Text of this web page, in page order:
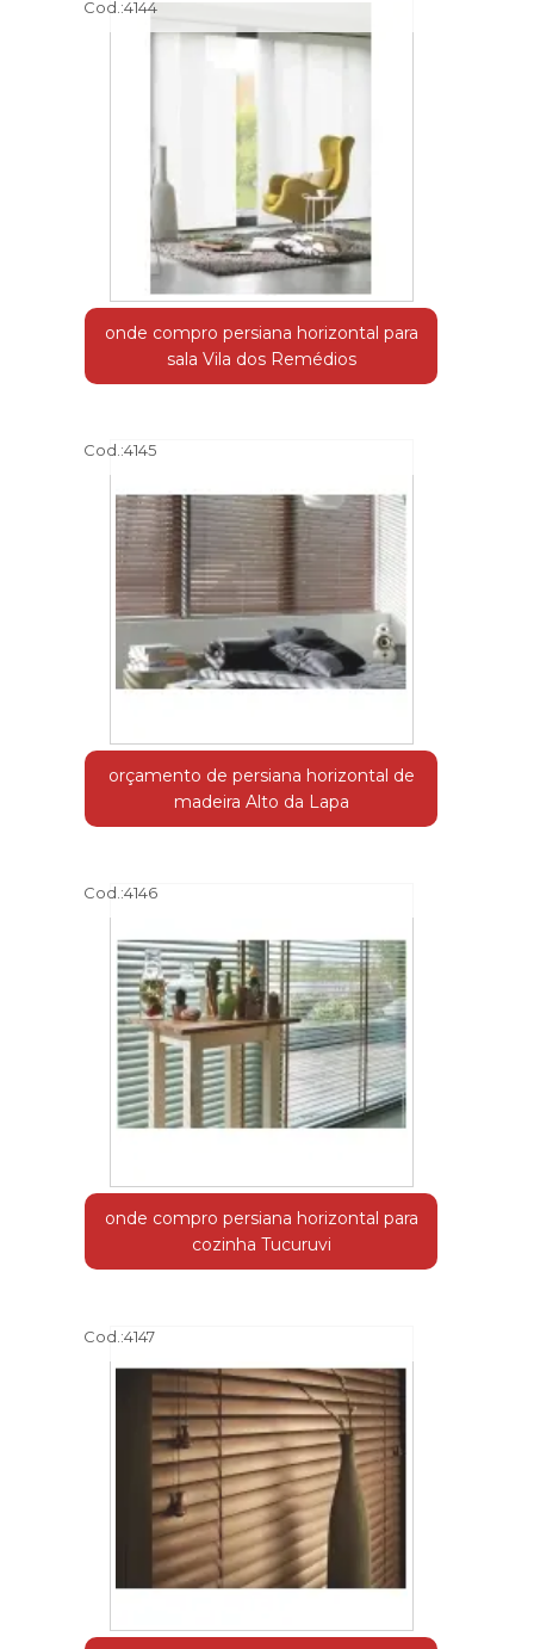
Cod.:4144
onde compro persiana horizontal para
sala Vila dos Remédios
Cod.:4145
orçamento de persiana horizontal de
madeira Alto da Lapa
Cod.:4146
onde compro persiana horizontal para
cozinha Tucuruvi
Cod.:4147